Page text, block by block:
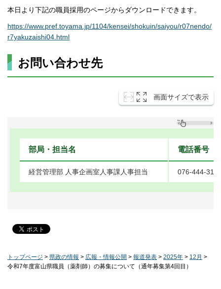
本日より下記の職員採用のページからダウンロードできます。
https://www.pref.toyama.jp/1104/kensei/shokuin/saiyou/r07nendo/
r7yakuzaishi04.html
お問い合わせ先
画面サイズで表示
部局・担当名 電話番号
経営管理部 人事企画室人事課人事担当 076-444-
トップページ > 県政の情報 > 広報・情報公開 > 報道発表 > 2025年 > 12月 >
令和7年度富山県職員（薬剤師）の募集について（通年募集第4回目）